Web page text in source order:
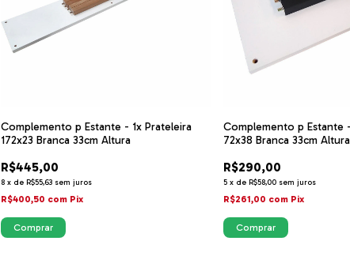
Complemento p Estante - 1x Prateleira
172x23 Branca 33cm Altura
R$445,00
8 x de R$55,63 sem juros
R$400,50 com Pix
Complemento p Estante
72x38 Branca 33cm
R$290,00
5 x de R$58,00 sem juros
R$261,00 com Pix